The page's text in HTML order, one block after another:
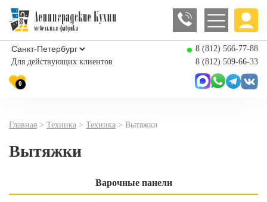
8 (812) 566-77-88
Для действующих клиентов
8 (812) 509-66-33
0
Главная > Техника > Техника > Вытяжки
Вытяжки
Варочные панели